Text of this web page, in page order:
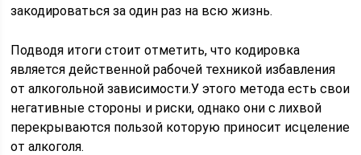
закодироваться за один раз на всю жизнь.
Подводя итоги стоит отметить, что кодировка
является действенной рабочей техникой избавления
от алкогольной зависимости.У этого метода есть свои
негативные стороны и риски, однако они с лихвой
перекрываются пользой которую приносит исцеление
от алкоголя.